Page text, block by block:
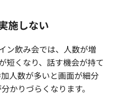
施しない
ン飲み会では、人数が増
短くなり、話す機会が持て
人数が多いと画面が細分
かりづらくなります。